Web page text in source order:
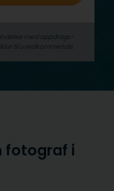
med oppdrags­
til uvedkommende.
fotograf i